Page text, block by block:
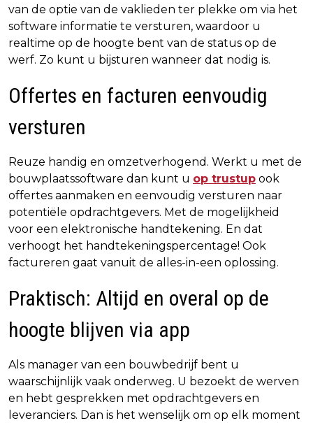
van de optie van de vaklieden ter plekke om via het
software informatie te versturen, waardoor u
realtime op de hoogte bent van de status op de
werf. Zo kunt u bijsturen wanneer dat nodig is.
Offertes en facturen eenvoudig
versturen
Reuze handig en omzetverhogend. Werkt u met de
bouwplaatssoftware dan kunt u op trustup ook
offertes aanmaken en eenvoudig versturen naar
potentiële opdrachtgevers. Met de mogelijkheid
voor een elektronische handtekening. En dat
verhoogt het handtekeningspercentage! Ook
factureren gaat vanuit de alles-in-een oplossing.
Praktisch: Altijd en overal op de
hoogte blijven via app
Als manager van een bouwbedrijf bent u
waarschijnlijk vaak onderweg. U bezoekt de werven
en hebt gesprekken met opdrachtgevers en
leveranciers. Dan is het wenselijk om op elk moment